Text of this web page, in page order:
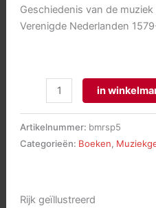
Geschiedenis van de
Verenigde Nederlanden
aantal
in
Artikelnummer: bmrsp5
Categorieën: Boeken,
Rijk geïllustreerd